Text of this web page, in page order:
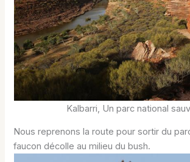
Kalbarri, Un parc national
Nous reprenons la route pour sortir du
faucon décolle au milieu du bush.